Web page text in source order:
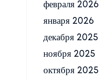
февраля 2026
января 2026
декабря 2025
ноября 2025
октября 2025